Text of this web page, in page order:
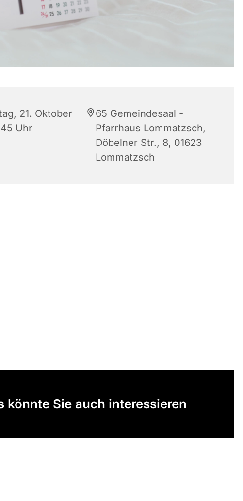
21. Oktober
Uhr
65 Gemeindesaal -
Pfarrhaus Lommatzsch,
Döbelner Str., 8, 01623
Lommatzsch
könnte Sie auch interessieren